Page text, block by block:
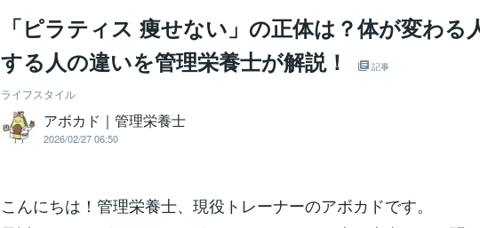
「ピラティス 痩せない」の正体は？体が変わる
する人の違いを管理栄養士が解説！
記事
ライフスタイル
アボカド｜管理栄養士
2026/02/27 06:50
こんにちは！管理栄養士、現役トレーナーのアボカドです。